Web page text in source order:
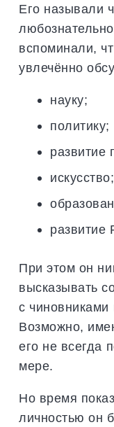
Его называли
вспоминали,
увлечённо
науку;
политику;
развитие
искусство;
развитие
При этом он
высказывать
с чиновниками
Возможно,
его не всегда
мере.
Но время
личностью он